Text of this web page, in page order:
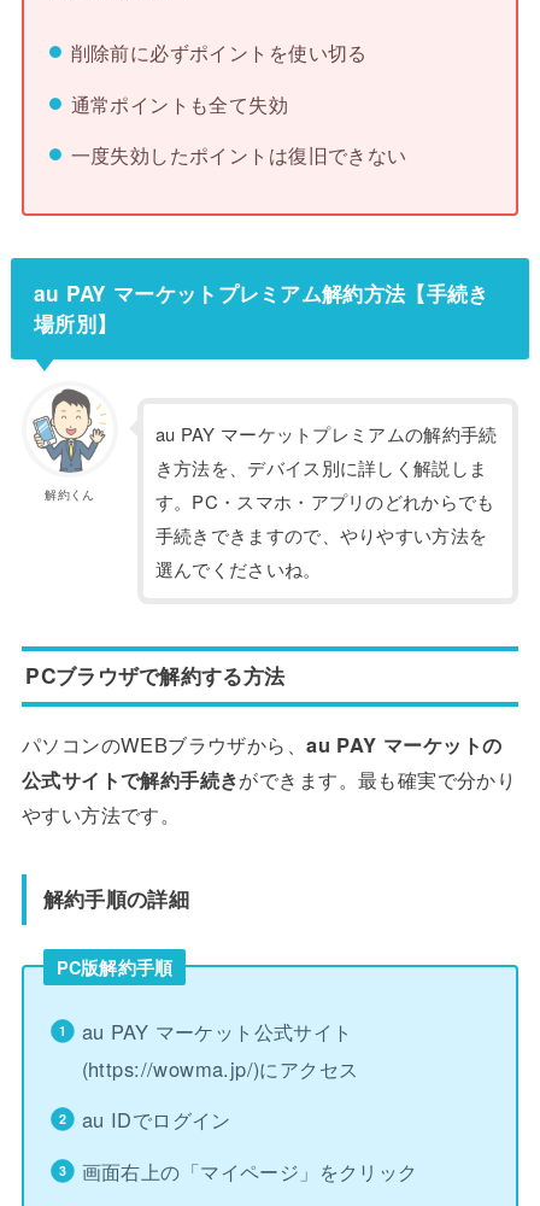
削除前に必ずポイントを使い切る
通常ポイントも全て失効
一度失効したポイントは復旧できない
au PAY マーケットプレミアム解約方法【手続き
場所別】
解約くん
au PAY マーケットプレミアムの解約手続
き方法を、デバイス別に詳しく解説しま
す。PC・スマホ・アプリのどれからでも
手続きできますので、やりやすい方法を
選んでくださいね。
PCブラウザで解約する方法
パソコンのWEBブラウザから、au PAY マーケットの
公式サイトで解約手続きができます。最も確実で分かり
やすい方法です。
解約手順の詳細
PC版解約手順
au PAY マーケット公式サイト
(https://wowma.jp/)にアクセス
au IDでログイン
画面右上の「マイページ」をクリック